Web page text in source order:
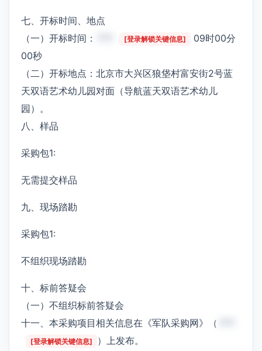
七、开标时间、地点
（一）开标时间：
[登录解锁关键信息]
09时00分
00秒
（二）开标地点：北京市大兴区狼垡村富安街2号蓝
天双语艺术幼儿园对面（导航蓝天双语艺术幼儿
园）。
八、样品
采购包1:
无需提交样品
九、现场踏勘
采购包1:
不组织现场踏勘
十、标前答疑会
（一）不组织标前答疑会
十一、本采购项目相关信息在《军队采购网》（
[登录解锁关键信息]
）上发布。